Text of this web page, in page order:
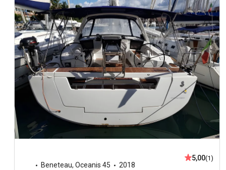
Beneteau, Oceanis 45
2018
5,00(1)